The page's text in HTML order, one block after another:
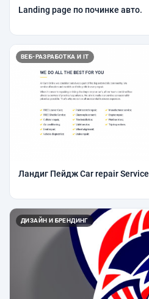
Landing page по починке авто.
ВЕБ-РАЗРАБОТКА И IT
Ландиг Пейдж Car repair Service
ДИЗАЙН И БРЕНДИНГ